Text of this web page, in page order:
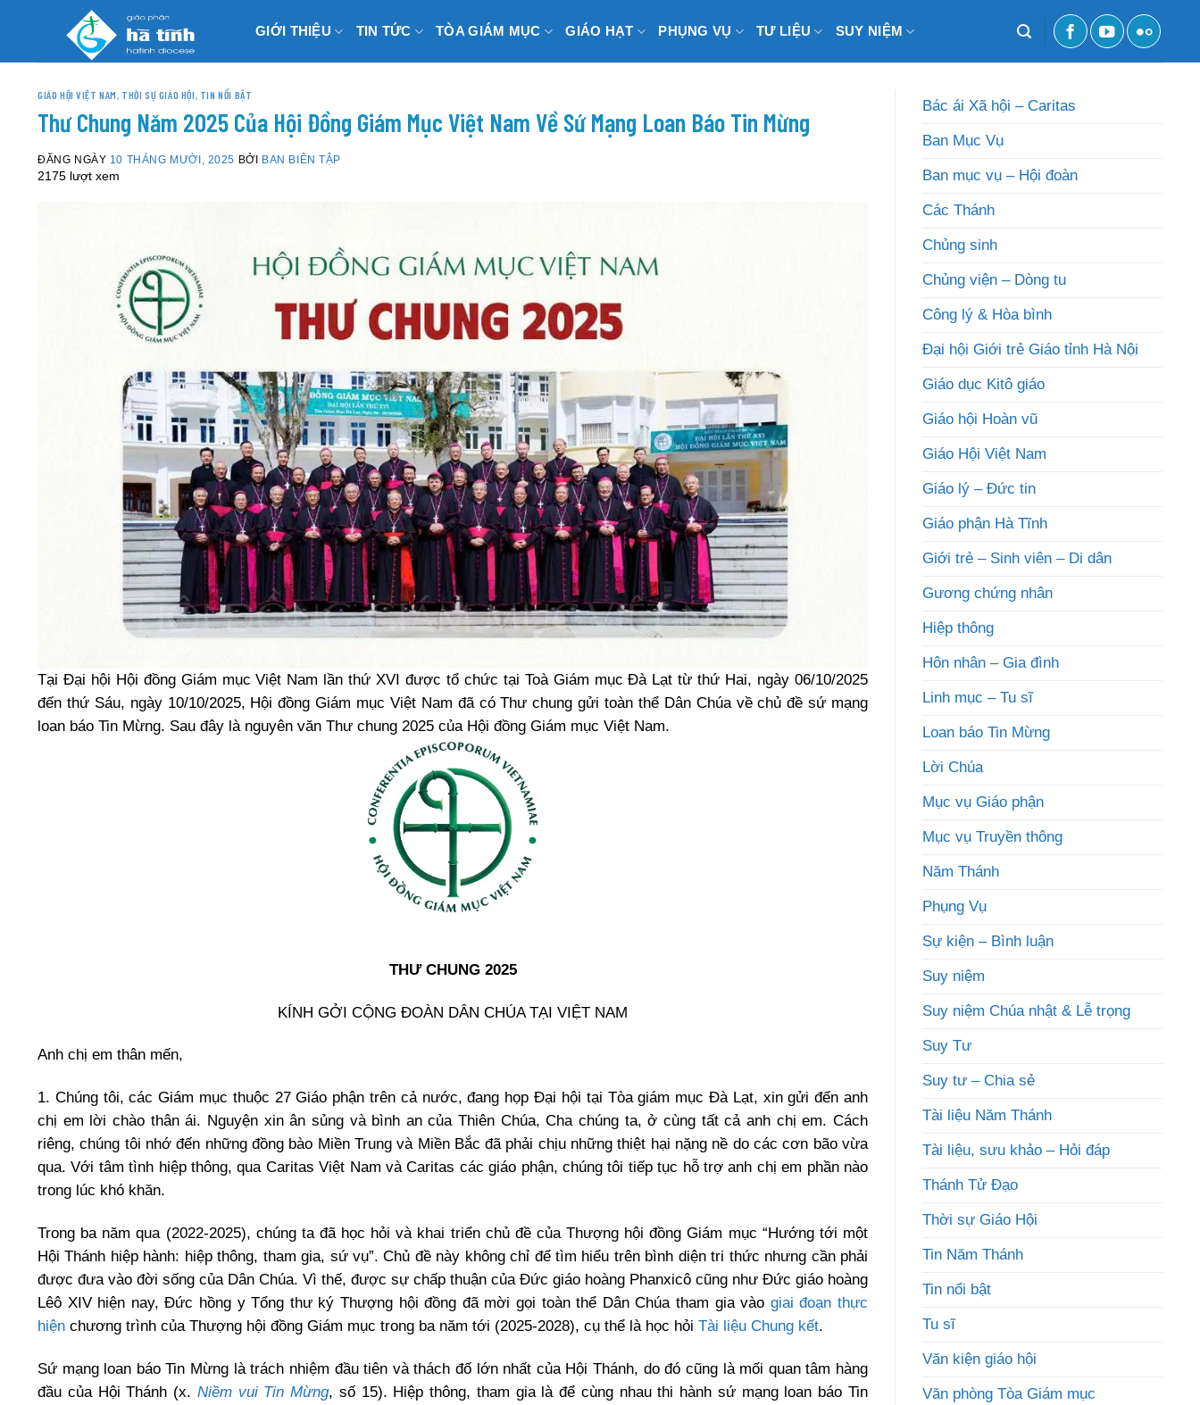
GIỚI THIỆU TIN TỨC TÒA GIÁM MỤC GIÁO HẠT PHỤNG VỤ TƯ LIỆU SUY NIỆM
GIÁO HỘI VIỆT NAM, THỜI SỰ GIÁO HỘI, TIN NỔI BẬT
Thư Chung Năm 2025 Của Hội Đồng Giám Mục Việt Nam Về Sứ Mạng Loan Báo Tin Mừng
ĐĂNG NGÀY 10 THÁNG MƯỜI, 2025 BỞI BAN BIÊN TẬP
2175 lượt xem
Tại Đại hội Hội đồng Giám mục Việt Nam lần thứ XVI được tổ chức tại Toà Giám mục Đà Lạt từ thứ Hai, ngày 06/10/2025
đến thứ Sáu, ngày 10/10/2025, Hội đồng Giám mục Việt Nam đã có Thư chung gửi toàn thể Dân Chúa về chủ đề sứ mạng
loan báo Tin Mừng. Sau đây là nguyên văn Thư chung 2025 của Hội đồng Giám mục Việt Nam.
THƯ CHUNG 2025
KÍNH GỞI CỘNG ĐOÀN DÂN CHÚA TẠI VIỆT NAM
Anh chị em thân mến,
1. Chúng tôi, các Giám mục thuộc 27 Giáo phận trên cả nước, đang họp Đại hội tại Tòa giám mục Đà Lạt, xin gửi đến anh
chị em lời chào thân ái. Nguyện xin ân sủng và bình an của Thiên Chúa, Cha chúng ta, ở cùng tất cả anh chị em. Cách
riêng, chúng tôi nhớ đến những đồng bào Miền Trung và Miền Bắc đã phải chịu những thiệt hại nặng nề do các cơn bão vừa
qua. Với tâm tình hiệp thông, qua Caritas Việt Nam và Caritas các giáo phận, chúng tôi tiếp tục hỗ trợ anh chị em phần nào
trong lúc khó khăn.
Trong ba năm qua (2022-2025), chúng ta đã học hỏi và khai triển chủ đề của Thượng hội đồng Giám mục “Hướng tới một
Hội Thánh hiệp hành: hiệp thông, tham gia, sứ vụ”. Chủ đề này không chỉ để tìm hiểu trên bình diện tri thức nhưng cần phải
được đưa vào đời sống của Dân Chúa. Vì thế, được sự chấp thuận của Đức giáo hoàng Phanxicô cũng như Đức giáo hoàng
Lêô XIV hiện nay, Đức hồng y Tổng thư ký Thượng hội đồng đã mời gọi toàn thể Dân Chúa tham gia vào giai đoạn thực
hiện chương trình của Thượng hội đồng Giám mục trong ba năm tới (2025-2028), cụ thể là học hỏi Tài liệu Chung kết.
Sứ mạng loan báo Tin Mừng là trách nhiệm đầu tiên và thách đố lớn nhất của Hội Thánh, do đó cũng là mối quan tâm hàng
đầu của Hội Thánh (x. Niềm vui Tin Mừng, số 15). Hiệp thông, tham gia là để cùng nhau thi hành sứ mạng loan báo Tin
Bác ái Xã hội – Caritas
Ban Mục Vụ
Ban mục vụ – Hội đoàn
Các Thánh
Chủng sinh
Chủng viện – Dòng tu
Công lý & Hòa bình
Đại hội Giới trẻ Giáo tỉnh Hà Nội
Giáo dục Kitô giáo
Giáo hội Hoàn vũ
Giáo Hội Việt Nam
Giáo lý – Đức tin
Giáo phận Hà Tĩnh
Giới trẻ – Sinh viên – Di dân
Gương chứng nhân
Hiệp thông
Hôn nhân – Gia đình
Linh mục – Tu sĩ
Loan báo Tin Mừng
Lời Chúa
Mục vụ Giáo phận
Mục vụ Truyền thông
Năm Thánh
Phụng Vụ
Sự kiện – Bình luận
Suy niệm
Suy niệm Chúa nhật & Lễ trọng
Suy Tư
Suy tư – Chia sẻ
Tài liệu Năm Thánh
Tài liệu, sưu khảo – Hỏi đáp
Thánh Tử Đạo
Thời sự Giáo Hội
Tin Năm Thánh
Tin nổi bật
Tu sĩ
Văn kiện giáo hội
Văn phòng Tòa Giám mục